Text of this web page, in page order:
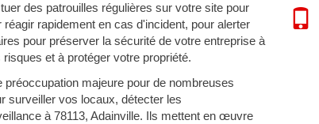
des patrouilles régulières sur votre site pour
rapidement en cas d'incident, pour alerter
pour préserver la sécurité de votre entreprise à
et à protéger votre propriété.
majeure pour de nombreuses
surveiller vos locaux, détecter les
à 78113, Adainville. Ils mettent en œuvre